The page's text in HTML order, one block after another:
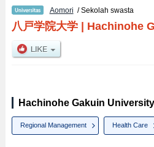
Aomori / Sekolah swasta
八戸学院大学| Hachinohe
Hachinohe Gakuin
Regional Management Health Care